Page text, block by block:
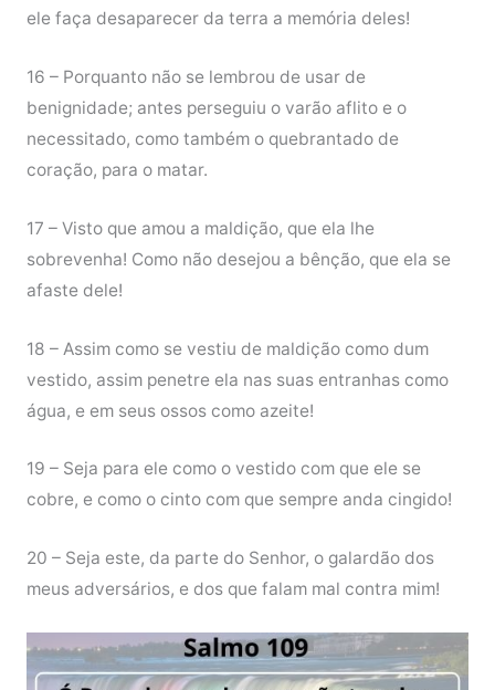
ele faça desaparecer da terra a memória deles!
16 – Porquanto não se lembrou de usar de
benignidade; antes perseguiu o varão aflito e o
necessitado, como também o quebrantado de
coração, para o matar.
17 – Visto que amou a maldição, que ela lhe
sobrevenha! Como não desejou a bênção, que ela se
afaste dele!
18 – Assim como se vestiu de maldição como dum
vestido, assim penetre ela nas suas entranhas como
água, e em seus ossos como azeite!
19 – Seja para ele como o vestido com que ele se
cobre, e como o cinto com que sempre anda cingido!
20 – Seja este, da parte do Senhor, o galardão dos
meus adversários, e dos que falam mal contra mim!